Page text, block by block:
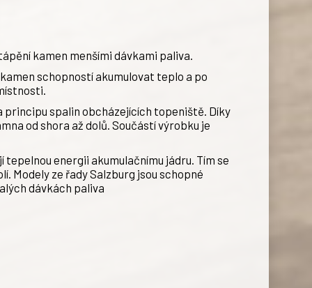
kamen menšími dávkami paliva.
schopností akumulovat teplo a po
principu spalin obcházejících topeniště. Díky
od shora až dolů. Součástí výrobku je
energii akumulačnímu jádru. Tím se
Modely ze řady Salzburg jsou schopné
dávkách paliva